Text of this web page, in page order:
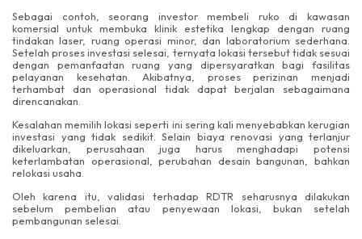
Sebagai contoh, seorang investor membeli ruko di kawasan
komersial untuk membuka klinik estetika lengkap dengan ruang
tindakan laser, ruang operasi minor, dan laboratorium sederhana.
Setelah proses investasi selesai, ternyata lokasi tersebut tidak sesuai
dengan pemanfaatan ruang yang dipersyaratkan bagi fasilitas
pelayanan kesehatan. Akibatnya, proses perizinan menjadi
terhambat dan operasional tidak dapat berjalan sebagaimana
direncanakan.
Kesalahan memilih lokasi seperti ini sering kali menyebabkan kerugian
investasi yang tidak sedikit. Selain biaya renovasi yang terlanjur
dikeluarkan, perusahaan juga harus menghadapi potensi
keterlambatan operasional, perubahan desain bangunan, bahkan
relokasi usaha.
Oleh karena itu, validasi terhadap RDTR seharusnya dilakukan
sebelum pembelian atau penyewaan lokasi, bukan setelah
pembangunan selesai.